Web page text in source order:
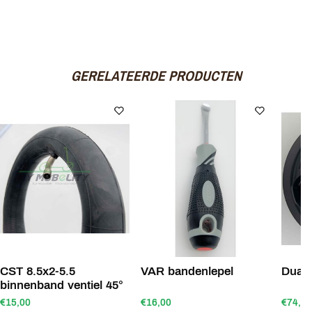
GERELATEERDE PRODUCTEN
CST 8.5x2-5.5
binnenband ventiel 45°
€15,00
VAR bandenlepel
€16,00 €74,90